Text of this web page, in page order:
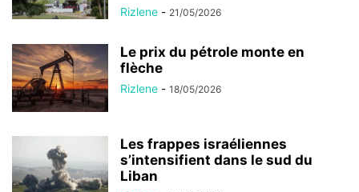
Rizlene - 21/05/2026
Le prix du pétrole monte en
flèche
Rizlene - 18/05/2026
Les frappes israéliennes
s’intensifient dans le sud du
Liban